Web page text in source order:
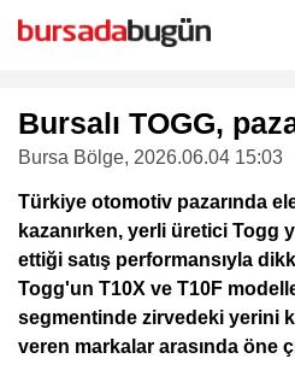
Bursalı TOGG,
Bursa Bölge, 2026.06.04 15:03
Türkiye otomotiv pazarında
kazanırken, yerli üretici Togg
ettiği satış performansıyla
Togg'un T10X ve T10F
segmentinde zirvedeki yerini
veren markalar arasında öne